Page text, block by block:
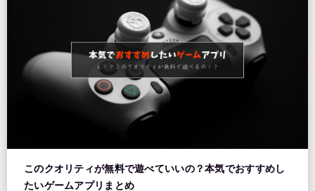
このクオリティが無料で遊べていいの？本気でおすすめし
たいゲームアプリまとめ